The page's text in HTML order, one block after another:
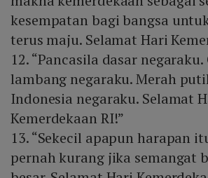
kesempatan bagi bangsa
terus maju. Selamat Hari
12. “Pancasila dasar
lambang negaraku. Merah
Indonesia negaraku. Selamat
Kemerdekaan RI!”
13. “Sekecil apapun harapan
pernah kurang jika semangat